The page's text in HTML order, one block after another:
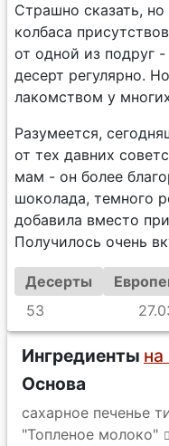
Страшно сказать,
колбаса
от одной из подруг
десерт регулярно.
лакомством у
Разумеется,
от тех давних
мам - он более
шоколада, темного
добавила вместо
Получилось очень
Десерты
53
Ингредиенты на
Основа
сахарное печенье
"Топленое молоко"